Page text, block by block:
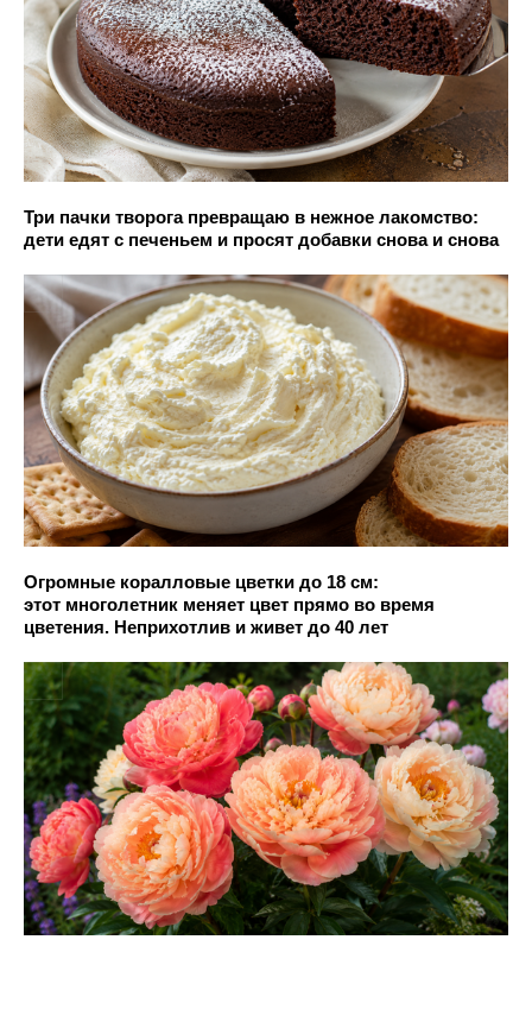
Три пачки творога превращаю в нежное лакомство:
дети едят с печеньем и просят добавки снова и снова
Огромные коралловые цветки до 18 см:
этот многолетник меняет цвет прямо во время
цветения. Неприхотлив и живет до 40 лет